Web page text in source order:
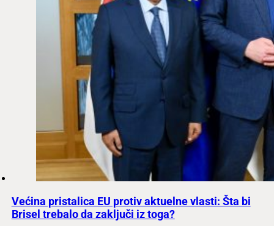
Većina pristalica EU protiv aktuelne vlasti: Šta bi
Brisel trebalo da zaključi iz toga?